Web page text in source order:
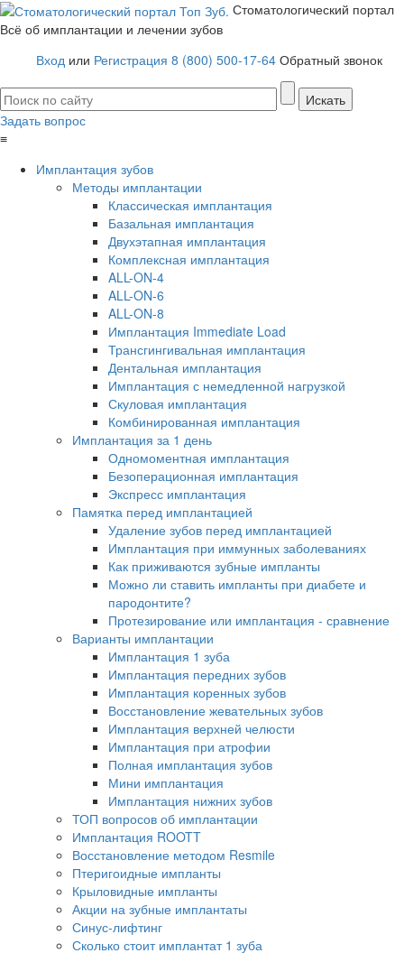
Стоматологический портал
Всё об имплантации и лечении зубов
Вход или Регистрация 8 (800) 500-17-64 Обратный звонок
Задать вопрос
≡
Имплантация зубов
Методы имплантации
Классическая имплантация
Базальная имплантация
Двухэтапная имплантация
Комплексная имплантация
ALL-ON-4
ALL-ON-6
ALL-ON-8
Имплантация Immediate Load
Трансгингивальная имплантация
Дентальная имплантация
Имплантация с немедленной нагрузкой
Скуловая имплантация
Комбинированная имплантация
Имплантация за 1 день
Одномоментная имплантация
Безоперационная имплантация
Экспресс имплантация
Памятка перед имплантацией
Удаление зубов перед имплантацией
Имплантация при иммунных заболеваниях
Как приживаются зубные импланты
Можно ли ставить импланты при диабете и
пародонтите?
Протезирование или имплантация - сравнение
Варианты имплантации
Имплантация 1 зуба
Имплантация передних зубов
Имплантация коренных зубов
Восстановление жевательных зубов
Имплантация верхней челюсти
Имплантация при атрофии
Полная имплантация зубов
Мини имплантация
Имплантация нижних зубов
ТОП вопросов об имплантации
Имплантация ROOTT
Восстановление методом Resmile
Птеригоидные импланты
Крыловидные импланты
Акции на зубные имплантаты
Синус-лифтинг
Сколько стоит имплантат 1 зуба